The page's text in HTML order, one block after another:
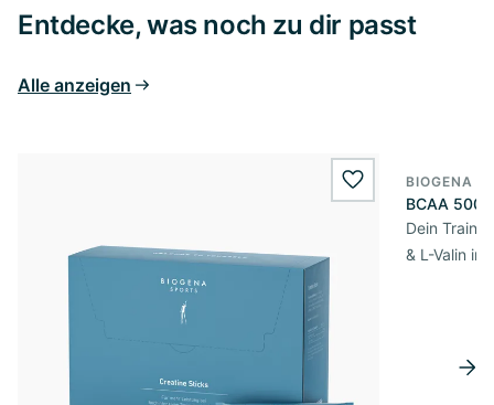
Entdecke, was noch zu dir passt
Alle anzeigen
wishlist.add
BIOGENA
BCAA 500
Dein
& L-Valin